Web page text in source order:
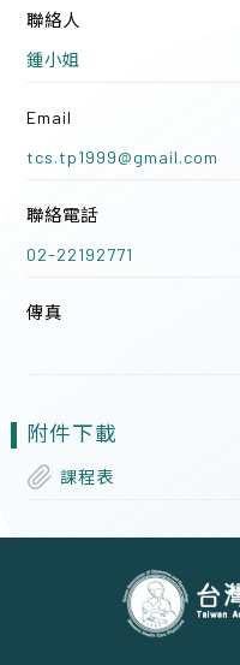
聯絡人
鍾小姐
Email
tcs.tp1999@gmail.com
聯絡電話
02-22192771
傳真
附件下載
課程表